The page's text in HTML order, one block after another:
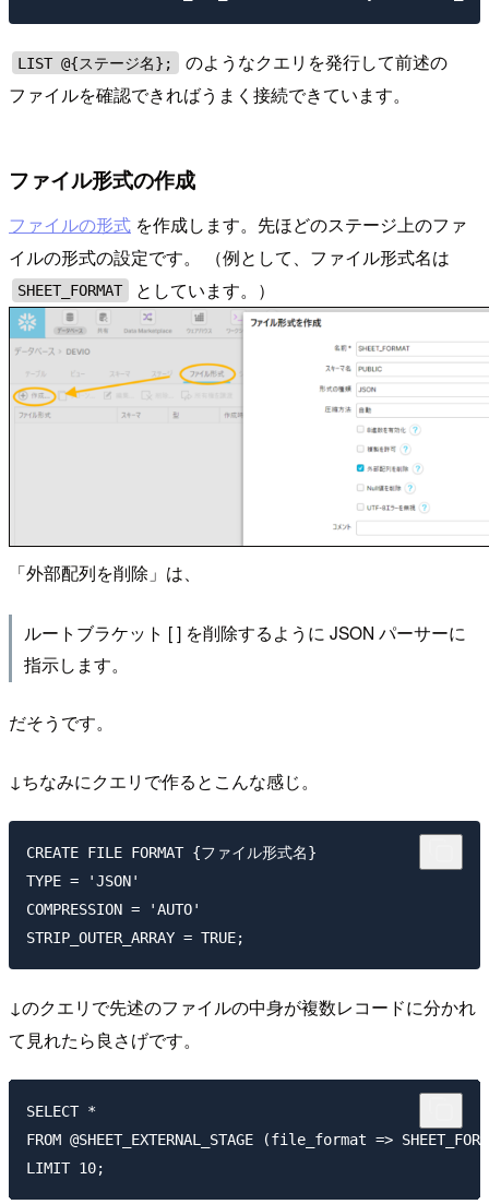
LIST @{ステージ名};
のようなクエリを発行して前述の
ファイルを確認できればうまく接続できています。
ファイル形式の作成
ファイルの形式 を作成します。先ほどのステージ上のファ
イルの形式の設定です。 （例として、ファイル形式名は
SHEET_FORMAT としています。）
「外部配列を削除」は、
ルートブラケット [ ] を削除するように JSON パーサーに
指示します。
だそうです。
↓ちなみにクエリで作るとこんな感じ。
CREATE FILE FORMAT {ファイル形式名}
TYPE = 'JSON'
COMPRESSION = 'AUTO'
↓のクエリで先述のファイルの中身が複数レコードに分かれ
て見れたら良さげです。
SELECT *
FROM @SHEET_EXTERNAL_STAGE (file_format =>